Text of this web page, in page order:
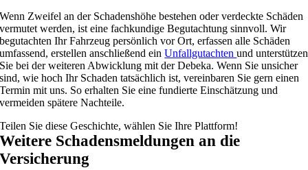
Wenn Zweifel an der Schadenshöhe bestehen oder verdeckte Schäden
vermutet werden, ist eine fachkundige Begutachtung sinnvoll. Wir
begutachten Ihr Fahrzeug persönlich vor Ort, erfassen alle Schäden
umfassend, erstellen anschließend einUnfallgutachtenund unterstützen
Sie bei der weiteren Abwicklung mit der Debeka. Wenn Sie unsicher
sind, wie hoch Ihr Schaden tatsächlich ist, vereinbaren Sie gern einen
Termin mit uns. So erhalten Sie eine fundierte Einschätzung und
vermeiden spätere Nachteile.
Teilen Sie diese Geschichte, wählen Sie Ihre Plattform!
Weitere Schadensmeldungen an die
Versicherung